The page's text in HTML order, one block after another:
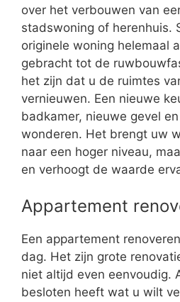
over het verbouwen van
stadswoning of herenhuis.
originele woning helemaal
gebracht tot de
het zijn dat u de ruimtes
vernieuwen. Een nieuwe
badkamer, nieuwe gevel
wonderen. Het brengt uw
naar een hoger niveau,
en verhoogt de waarde
Appartement
Een appartement
dag. Het zijn grote
niet altijd even eenvoudig.
besloten heeft wat u wilt